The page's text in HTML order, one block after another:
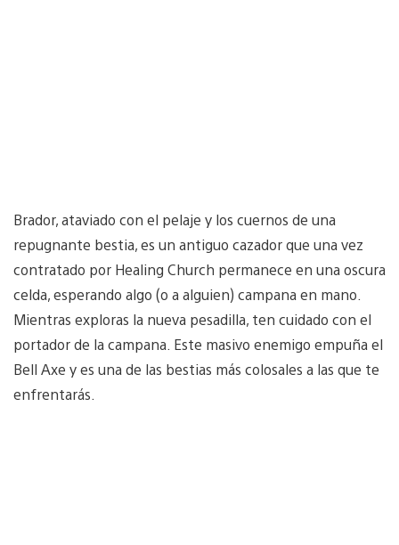
Brador, ataviado con el pelaje y los cuernos de una
repugnante bestia, es un antiguo cazador que una vez
contratado por Healing Church permanece en una oscura
celda, esperando algo (o a alguien) campana en mano.
Mientras exploras la nueva pesadilla, ten cuidado con el
portador de la campana. Este masivo enemigo empuña el
Bell Axe y es una de las bestias más colosales a las que te
enfrentarás.